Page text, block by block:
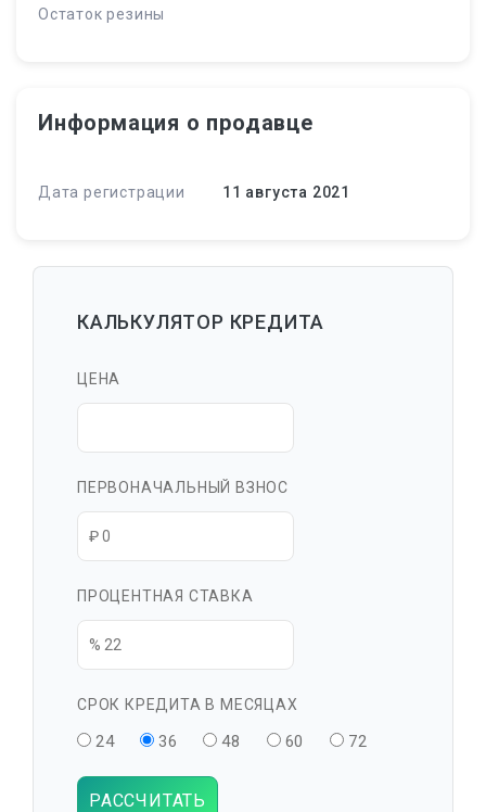
Остаток резины
Информация о продавце
Дата регистрации 11 августа 2021
КАЛЬКУЛЯТОР КРЕДИТА
ЦЕНА
ПЕРВОНАЧАЛЬНЫЙ ВЗНОС
ПРОЦЕНТНАЯ СТАВКА
СРОК КРЕДИТА В МЕСЯЦАХ
24 36 48 60 72
РАССЧИТАТЬ